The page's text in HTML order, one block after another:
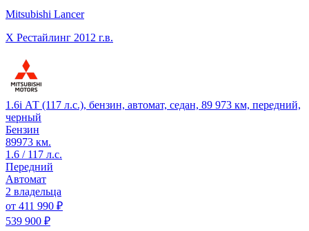
Mitsubishi Lancer
X Рестайлинг 2012 г.в.
1.6i АТ (117 л.с.), бензин, автомат, седан, 89 973 км, передний,
черный
Бензин
89973 км.
1.6 / 117 л.с.
Передний
Автомат
2 владельца
от 411 990 ₽
539 900 ₽